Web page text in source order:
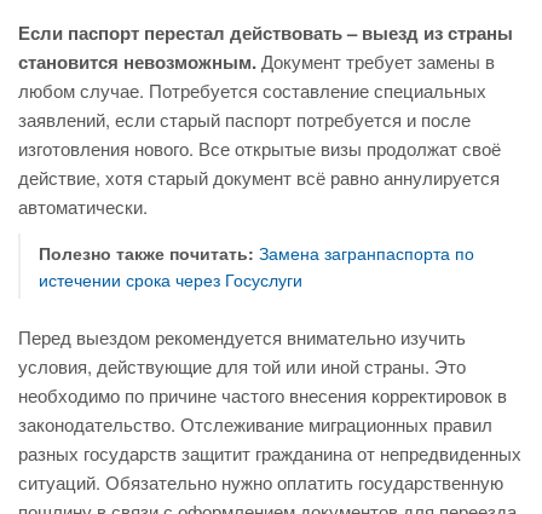
Если паспорт перестал действовать – выезд из страны
становится невозможным.Документ требует замены в
любом случае. Потребуется составление специальных
заявлений, если старый паспорт потребуется и после
изготовления нового. Все открытые визы продолжат своё
действие, хотя старый документ всё равно аннулируется
автоматически.
Полезно также почитать: Замена загранпаспорта по
истечении срока через Госуслуги
Перед выездом рекомендуется внимательно изучить
условия, действующие для той или иной страны. Это
необходимо по причине частого внесения корректировок в
законодательство. Отслеживание миграционных правил
разных государств защитит гражданина от непредвиденных
ситуаций. Обязательно нужно оплатить государственную